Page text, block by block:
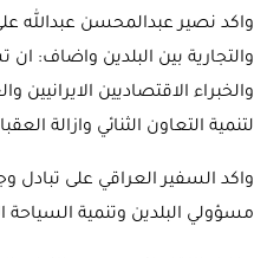
واكد نصير عبدالمحسن عبدالله
والتجارية بين البلدين واضاف:
والخبراء الاقتصاديين
لتنمية التعاون الثنائي وازالة
واكد السفير العراقي على تبادل
مسؤولي البلدين وتنمية السياحة